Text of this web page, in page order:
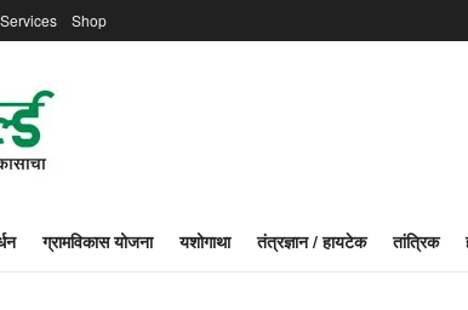
Services Shop
ग्रामविकास योजना यशोगाथा तंत्रज्ञान / हायटेक तांत्रिक